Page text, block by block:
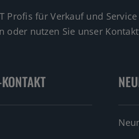
Profis für Verkauf und
oder nutzen Sie unser